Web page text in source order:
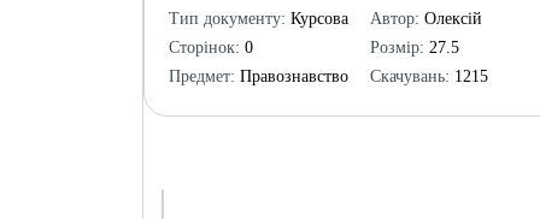
Тип документу: Курсова
Сторінок: 0
Предмет: Правознавство
Автор: Олексій
Розмір: 27.5
Скачувань: 1215